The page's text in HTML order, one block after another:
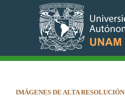
IMÁGENES DE ALTA RESOLUCIÓN